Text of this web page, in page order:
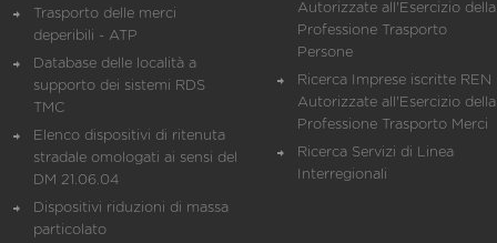
Trasporto delle merci
deperibili - ATP
Database delle località a
supporto dei sistemi RDS
TMC
Elenco dispositivi di ritenuta
stradale omologati ai sensi del
DM 21.06.04
Dispositivi riduzioni di massa
particolato
Autorizzate all'Esercizio della
Professione Trasporto
Persone
Ricerca Imprese iscritte REN
Autorizzate all'Esercizio della
Professione Trasporto Merci
Ricerca Servizi di Linea
Interregionali